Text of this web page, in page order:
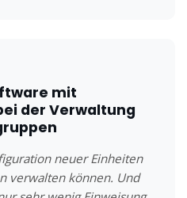
mit
der Verwaltung
neuer Einheiten
verwalten können. Und